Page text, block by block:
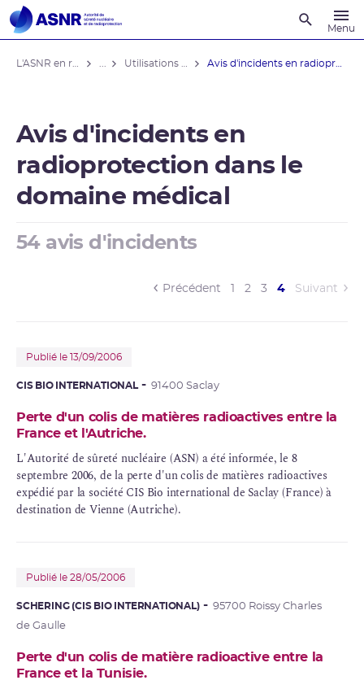
Menu
Avis d'incidents en
radioprotection dans le
domaine médical
54 avis d'incidents
Précédent 2 3 4(current)
Suivant
Publié le 13/09/2006
CIS BIO INTERNATIONAL 91400 Saclay
Perte d'un colis de matières radioactives entre la
France et l'Autriche.
L'Autorité desûreté nucléaire (ASN) a été informée, le 8
septembre 2006, de la perte d'un colis de matières radioactives
expédié par la société CIS Bio international de Saclay (France) à
destination de Vienne (Autriche).
Publié le 28/05/2006
SCHERING (CIS BIO INTERNATIONAL)
95700 Roissy Charles
de Gaulle
Perte d'un colis de matière radioactive entre la
France et la Tunisie.